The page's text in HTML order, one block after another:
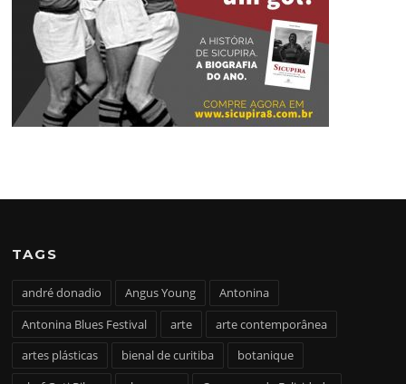
TAGS
andré donadio Angus Young
Antonina
Antonina Blues Festival
arte
arte contemporânea
artes plásticas
bienal de curitiba
botanique